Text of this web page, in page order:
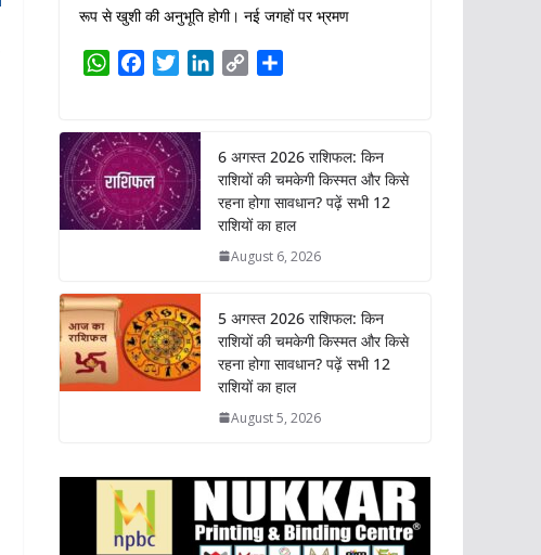
रूप से खुशी की अनुभूति होगी। नई जगहों पर भ्रमण
W
t
s
A
p
e
b
o
o
t
t
e
r
e
d
I
n
L
i
n
e
6 अगस्त 2026 राशिफल: किन
राशियों की चमकेगी किस्मत और किसे
रहना होगा सावधान? पढ़ें सभी 12
राशियों का हाल
August 6, 2026
5 अगस्त 2026 राशिफल: किन
राशियों की चमकेगी किस्मत और किसे
रहना होगा सावधान? पढ़ें सभी 12
राशियों का हाल
August 5, 2026